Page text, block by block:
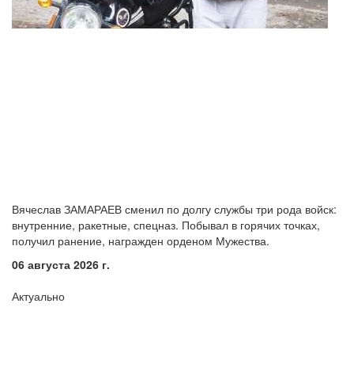
Вячеслав ЗАМАРАЕВ сменил по долгу службы три рода войск:
внутренние, ракетные, спецназ. Побывал в горячих точках,
получил ранение, награжден орденом Мужества.
06 августа 2026 г.
Актуально